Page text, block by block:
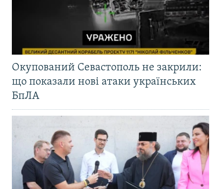
Окупований Севастополь не закрили:
що показали нові атаки українських
БпЛА